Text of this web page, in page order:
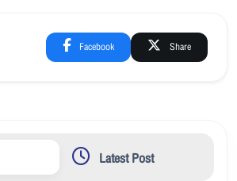
Facebook Share
Latest Post